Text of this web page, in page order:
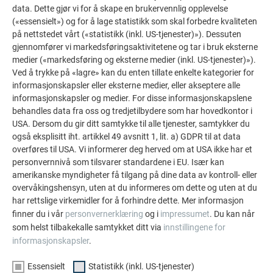
kan brukes. Oppdag flere imponerende prosjekter med
de holdbare PREFA aluminiumsløsningene for tak,
solcelleanlegg og fasader.
VIS FLERE REFERANSER
data. Dette gjør vi for å skape en brukervennlig opplevelse
(«essensielt») og for å lage statistikk som skal forbedre kvaliteten
på nettstedet vårt («statistikk (inkl. US-tjenester)»). Dessuten
gjennomfører vi markedsføringsaktivitetene og tar i bruk eksterne
medier («markedsføring og eksterne medier (inkl. US-tjenester)»).
Ved å trykke på «lagre» kan du enten tillate enkelte kategorier for
informasjonskapsler eller eksterne medier, eller akseptere alle
informasjonskapsler og medier. For disse informasjonskapslene
behandles data fra oss og tredjetilbydere som har hovedkontor i
USA. Dersom du gir ditt samtykke til alle tjenester, samtykker du
også eksplisitt iht. artikkel 49 avsnitt 1, lit. a) GDPR til at data
overføres til USA. Vi informerer deg herved om at USA ikke har et
personvernnivå som tilsvarer standardene i EU. Især kan
amerikanske myndigheter få tilgang på dine data av kontroll- eller
overvåkingshensyn, uten at du informeres om dette og uten at du
har rettslige virkemidler for å forhindre dette. Mer informasjon
finner du i vår personvernerklæring og i impressumet. Du kan når
som helst tilbakekalle samtykket ditt via innstillingene for
informasjonskapsler.
Essensielt Statistikk (inkl. US-tjenester)